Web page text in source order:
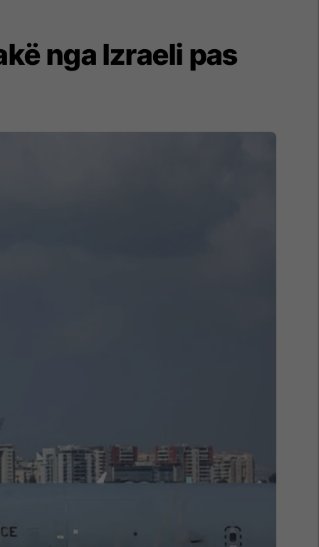
nga Izraeli pas